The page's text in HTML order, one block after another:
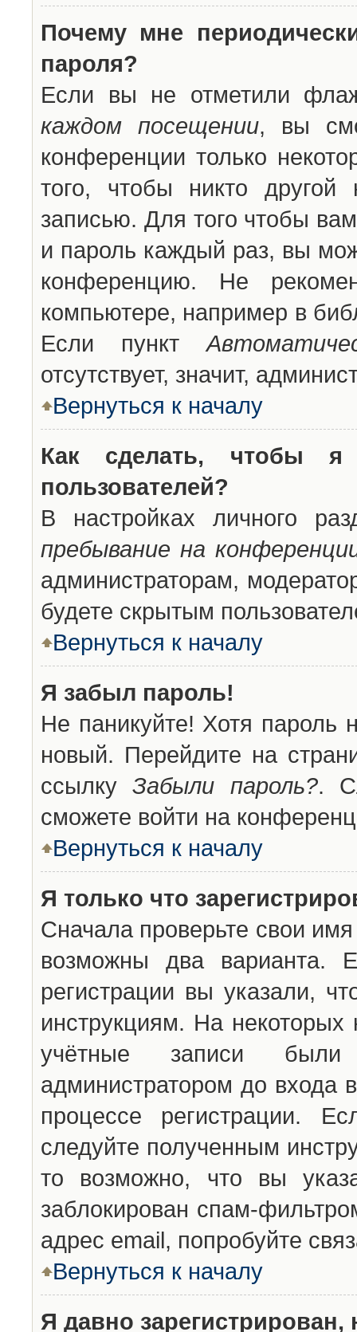
Почему мне
пароля?
Если вы не отметили
каждом посещении, вы
конференции только
того, чтобы никто другой
записью. Для того чтобы
и пароль каждый раз, вы
конференцию. Не
компьютере, например в
Если пункт
отсутствует, значит,
Вернуться к началу
Как сделать, чтобы
пользователей?
В настройках личного
пребывание на
администраторам,
будете скрытым
Вернуться к началу
Я забыл пароль!
Не паникуйте! Хотя пароль
новый. Перейдите на
ссылкуЗабыли пароль?.
сможете войти на
Вернуться к началу
Я только что
Сначала проверьте свои
возможны два варианта.
регистрации вы указали,
инструкциям. На
учётные записи были
администратором до входа
процессе регистрации.
следуйте полученным
то возможно, что вы
заблокирован спам-
адрес email, попробуйте
Вернуться к началу
Я давно